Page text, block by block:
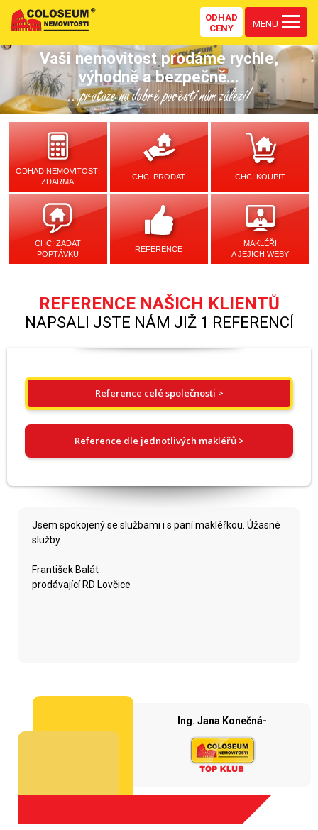
ODHAD
CENY
MENU
Vaši nemovitost prodáme rychle,
výhodně a bezpečně...
...protože na dobré pověsti nám záleží!
ODHAD NEMOVITOSTI
ZDARMA
CHCI PRODAT CHCI KOUPIT
CHCI ZADAT
POPTÁVKU
REFERENCE
MAKLÉŘI
A JEJICH WEBY
REFERENCE NAŠICH KLIENTŮ
NAPSALI JSTE NÁM JIŽ 1 REFERENCÍ
Reference celé společnosti >
Reference dle jednotlivých makléřů >
Jsem spokojený se službami i s paní makléřkou. Úžasné
služby.
František Balát
prodávající RD Lovčice
Ing. Jana Konečná-